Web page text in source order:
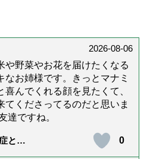
2026-08-06
や野菜やお花を届けたくなる
なお姉様です。きっとマナミ
んでくれる顔を見たくて、
てくださってるのだと思いま
達ですね。
と介
0